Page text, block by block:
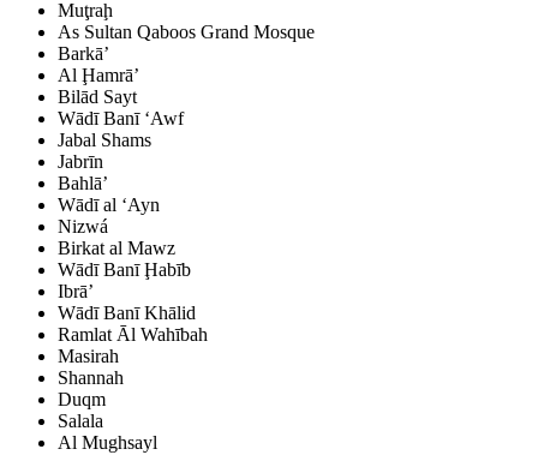
Muţraḩ
As Sultan Qaboos Grand Mosque
Barkā’
Al Ḩamrā’
Bilād Sayt
Wādī Banī ‘Awf
Jabal Shams
Jabrīn
Bahlā’
Wādī al ‘Ayn
Nizwá
Birkat al Mawz
Wādī Banī Ḩabīb
Ibrā’
Wādī Banī Khālid
Ramlat Āl Wahībah
Masirah
Shannah
Duqm
Salala
Al Mughsayl